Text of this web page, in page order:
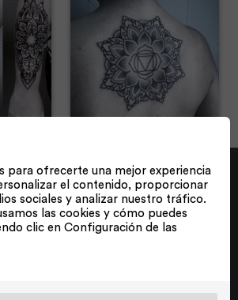
información
y ayúdanos a visualizar tu tatuaje.
del cuerpo lo quieres y describe
para ofrecerte una mejor experiencia
el contenido, proporcionar
sociales y analizar nuestro tráfico.
las cookies y cómo puedes
clic en Configuración de las